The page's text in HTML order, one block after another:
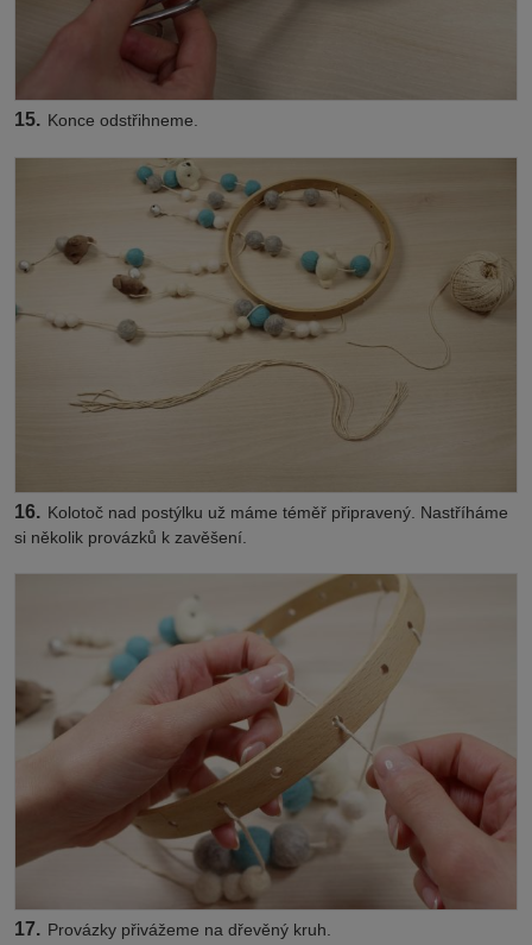
15. Konce odstřihneme.
16. Kolotoč nad postýlku už máme téměř připravený. Nastříháme
si několik provázků k zavěšení.
17. Provázky přivážeme na dřevěný kruh.